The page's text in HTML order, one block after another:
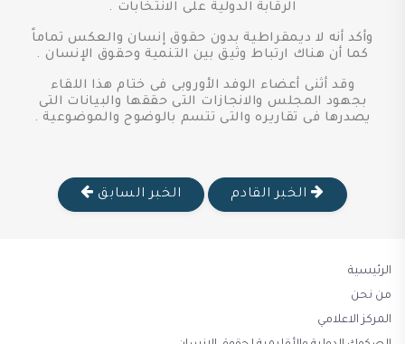
الرقابة الدولية على الانتخابات .
وأكد أنه لا ديمقراطية بدون حقوق إنسان والعكس تماماً
كما أن هناك ارتباط وثيق بين التنمية وحقوق الإنسان .
وقد أثنى أعضاء الوفد الأوروبى فى ختام هذا اللقاء
بجهود المجلس والانجازات التى حققها والبيانات التى
يصدرها فى تقاريره والتى تتسم بالوضوح والموضوعية .
الخبر القادم الخبر السابق
الرئيسية
من نحن
المركز الاعلامي